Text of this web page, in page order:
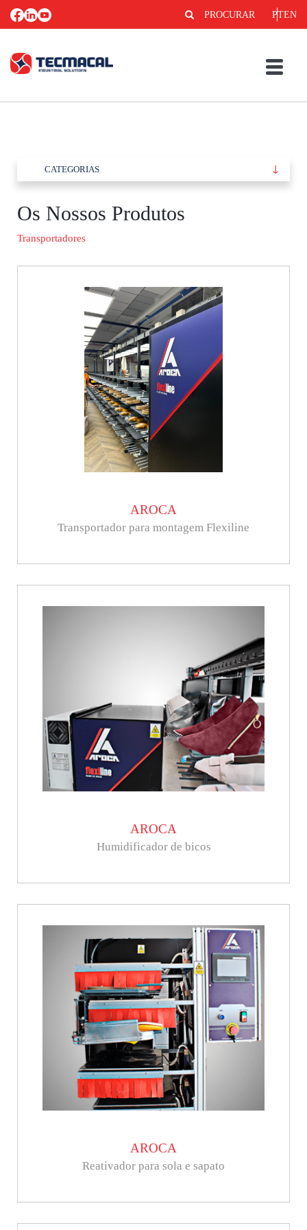
EN
PT
PROCURAR
CATEGORIAS
Os Nossos Produtos
Transportadores
AROCA
Transportador para montagem Flexiline
AROCA
Humidificador de bicos
AROCA
Reativador para sola e sapato